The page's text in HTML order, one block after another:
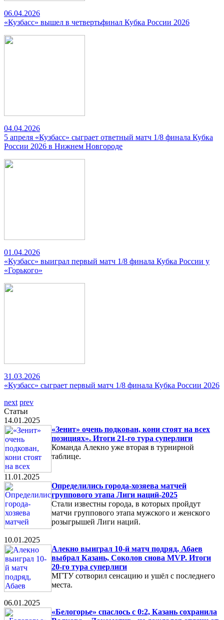
06.04.2026
«Кузбасс» вышел в четвертьфинал Кубка России 2026
04.04.2026
5 апреля «Кузбасс» сыграет ответный матч 1/8 финала Кубка
России 2026 в Нижнем Новгороде
01.04.2026
«Кузбасс» выиграл первый матч 1/8 финала Кубка России у
«Горького»
31.03.2026
«Кузбасс» сыграет первый матч 1/8 финала Кубка России 2026
next prev
Статьи
14.01.2025
«Зенит» очень подкован, кони стоят на всех
позициях». Итоги 21-го тура суперлиги
Команда Алекно уже вторая в турнирной
таблице.
11.01.2025
Определились города-хозяева матчей
группового этапа Лиги наций-2025
Стали известны города, в которых пройдут
матчи группового этапа мужского и женского
розыгрышей Лиги наций.
10.01.2025
Алекно выиграл 10-й матч подряд, Абаев
выбрал Казань, Соколов снова MVP. Итоги
20-го тура суперлиги
МГТУ сотворил сенсацию и ушёл с последнего
места.
06.01.2025
«Белогорье» спаслось с 0:2, Казань сохранила